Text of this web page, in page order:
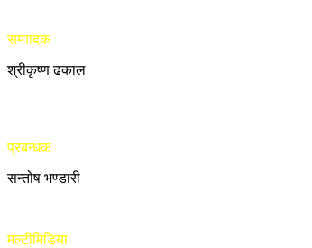
सम्पादक
श्रीकृष्ण ढकाल
प्रबन्धक
सन्तोष भण्डारी
मल्टीमिडिया